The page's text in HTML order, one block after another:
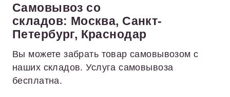
Самовывоз со
складов: Москва, Санкт-
Петербург, Краснодар
Вы можете забрать товар самовывозом с
наших складов. Услуга самовывоза
бесплатна.